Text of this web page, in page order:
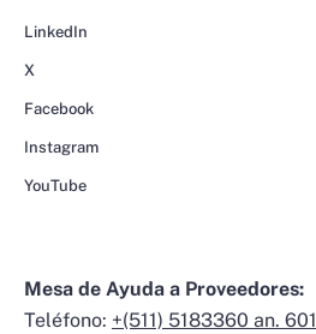
LinkedIn
X
Facebook
Instagram
YouTube
Mesa de Ayuda a Proveedores:
Teléfono: +(511) 5183360 an. 601